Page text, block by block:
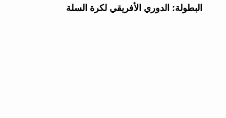
البطولة: الدوري الأفريقي لكرة السلة